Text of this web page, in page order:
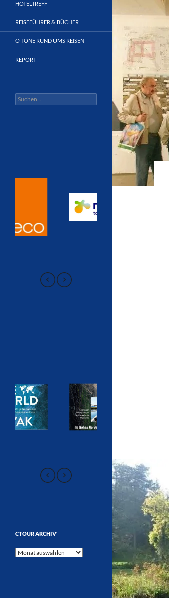
HOTELTREFF
REISEFÜHRER & BÜCHER
O-TÖNE RUND UMS REISEN
REPORT
Suchen
nach:
CTOUR ARCHIV
CTOUR